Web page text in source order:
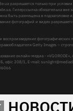
разрешается только при
Гиперссылка обязательна вне
быть размещена в подзаголовке
фотографий и видео
воспроизведение
Getty Images –
онлайн-медиа - «VGORODE»,
офіс 208/1, E-mail: